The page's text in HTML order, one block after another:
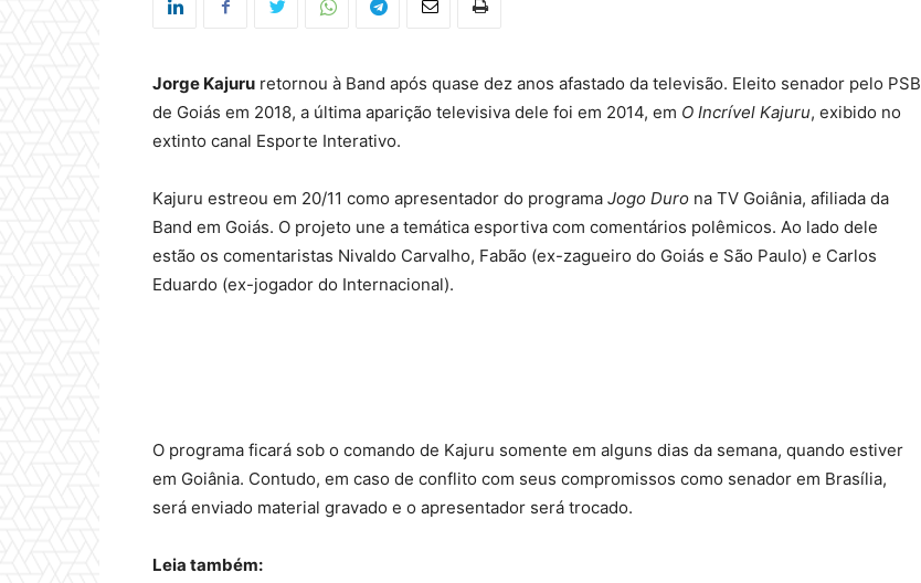
Jorge Kajuru retornou à Band após quase dez anos afastado da televisão. Eleito senador pelo PSB
de Goiás em 2018, a última aparição televisiva dele foi em 2014, em O Incrível Kajuru, exibido no
extinto canal Esporte Interativo.
Kajuru estreou em 20/11 como apresentador do programa Jogo Duro na TV Goiânia, afiliada da
Band em Goiás. O projeto une a temática esportiva com comentários polêmicos. Ao lado dele
estão os comentaristas Nivaldo Carvalho, Fabão (ex-zagueiro do Goiás e São Paulo) e Carlos
Eduardo (ex-jogador do Internacional).
O programa ficará sob o comando de Kajuru somente em alguns dias da semana, quando estiver
em Goiânia. Contudo, em caso de conflito com seus compromissos como senador em Brasília,
será enviado material gravado e o apresentador será trocado.
Leia também: